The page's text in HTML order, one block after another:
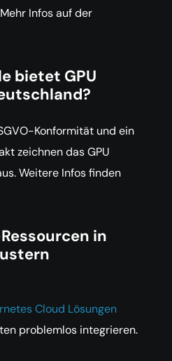
Infos auf der
bietet GPU
Konformität und ein
zeichnen das GPU
Weitere Infos finden
in
Cloud Lösungen
problemlos integrieren.